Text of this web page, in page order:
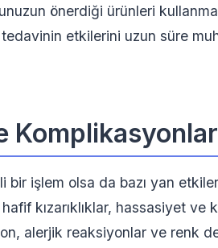
önerdiği ürünleri
etkilerini uzun süre
Komplikasyonlar
bir işlem olsa da bazı yan
kızarıklıklar, hassasiyet ve
alerjik reaksiyonlar ve renk